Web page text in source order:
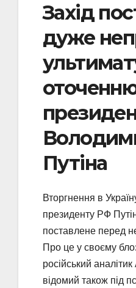
Захід
дуже
Путіна
Вторгнення в
президенту РФ
поставлене перед
Про це у своєму
російський
відомий також під